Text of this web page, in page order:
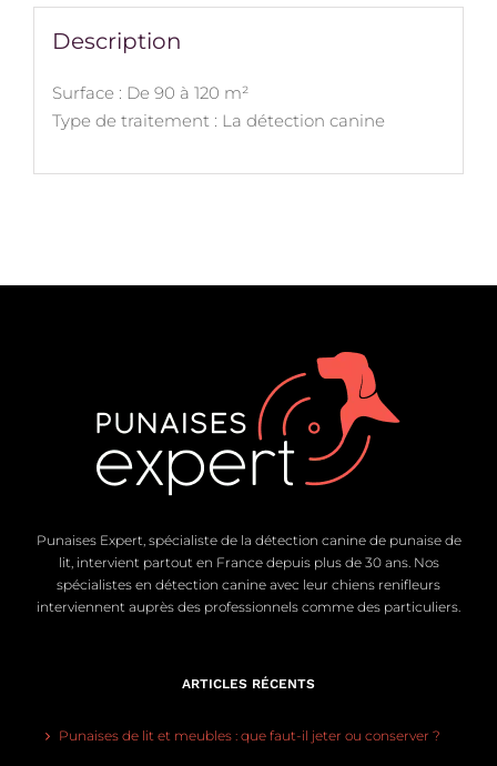
Description
Surface : De 90 à 120 m²
Type de traitement : La détection canine
Punaises Expert, spécialiste de la détection canine de punaise de
lit, intervient partout en France depuis plus de 30 ans. Nos
spécialistes en détection canine avec leur chiens renifleurs
interviennent auprès des professionnels comme des particuliers.
ARTICLES RÉCENTS
Punaises de lit et meubles : que faut-il jeter ou conserver ?